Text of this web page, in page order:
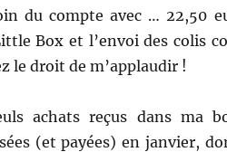
du compte avec … 22,50
Box et l’envoi des colis
le droit de m’applaudir !
achats reçus dans ma
(et payées) en janvier,